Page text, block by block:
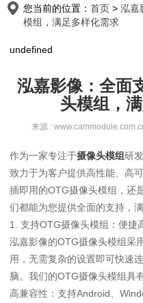
您当前的位置： 首页 > 泓嘉
模组，满足多样化需求
undefined
泓嘉影像：全面
头模组，
来源 :
作为一家专注于摄像头模组研
致力于为客户提供高性能、高
插即用的OTG摄像头模组，还
们都能为您提供全面的支持，
1. 支持OTG摄像头模组：便捷
泓嘉影像的OTG摄像头模组采
用，无需复杂的设置即可快速
脑。我们的OTG摄像头模组具
高兼容性：支持Android、